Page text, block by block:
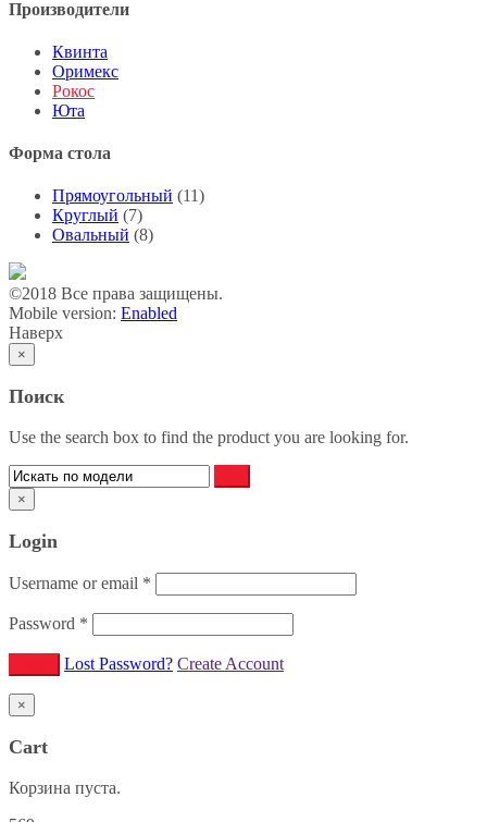
Производители
Квинта
Оримекс
Рокос
Юта
Форма стола
Прямоугольный (11)
Круглый (7)
Овальный (8)
©2018 Все права защищены.
Mobile version: Enabled
Наверх
×
Поиск
Use the search box to find the product you are looking for.
×
Login
Username or email *
Password *
Lost Password? Create Account
×
Cart
Корзина пуста.